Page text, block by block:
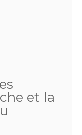
et la